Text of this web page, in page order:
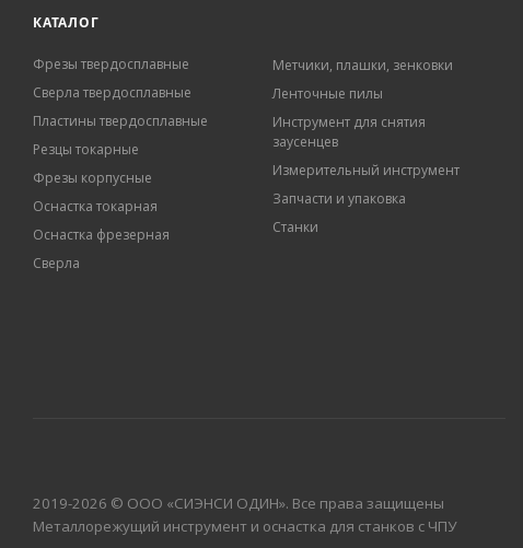
КАТАЛОГ
Фрезы твердосплавные
Сверла твердосплавные
Пластины твердосплавные
Резцы токарные
Фрезы корпусные
Оснастка токарная
Оснастка фрезерная
Сверла
Метчики, плашки, зенковки
Ленточные пилы
Инструмент для снятия
заусенцев
Измерительный инструмент
Запчасти и упаковка
Станки
2019-2026 © ООО «СИЭНСИ ОДИН». Все права защищены
Металлорежущий инструмент и оснастка для станков с ЧПУ